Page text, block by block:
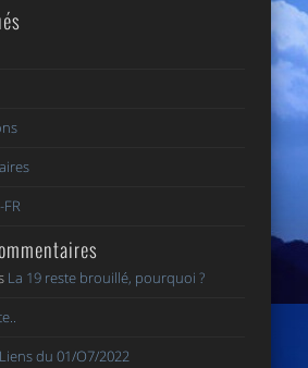
La 19 reste brouillé, pourquoi ?
du 01/O7/2022